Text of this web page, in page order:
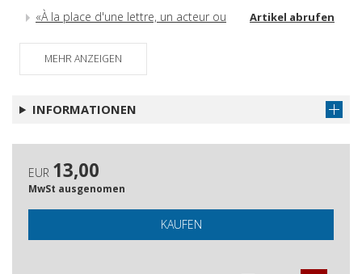
«À la place d'une lettre, un acteur ou
Artikel abrufen
Les écoles de théâtre de Max
Le Monde dramatique et les actrices Artikel abrufen
Rachel vue par Janin : des débuts de
la vedette à l'immortalisation de la
tragédienne
Artikel abrufen
désaccords chez les critiques des
soeurs latines autour du jeu
MEHR ANZEIGEN
INFORMATIONEN
EUR 13,00
MwSt ausgenomen
KAUFEN